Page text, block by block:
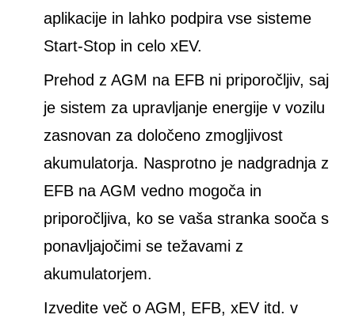
aplikacije in lahko podpira vse sisteme
Start-Stop in celo xEV.
Prehod z AGM na EFB ni priporočljiv, saj
je sistem za upravljanje energije v vozilu
zasnovan za določeno zmogljivost
akumulatorja. Nasprotno je nadgradnja z
EFB na AGM vedno mogoča in
priporočljiva, ko se vaša stranka sooča s
ponavljajočimi se težavami z
akumulatorjem.
Izvedite več o AGM, EFB, xEV itd. v